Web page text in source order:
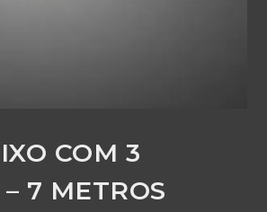
COM 3
7 METROS